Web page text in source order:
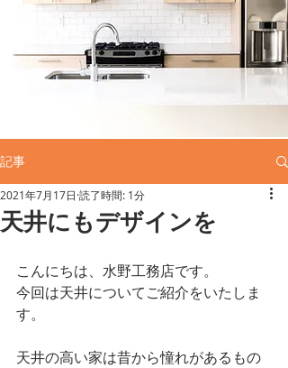
記事
天井にもデザインを
2021年7月17日 読了時間: 1分
こんにちは、水野工務店です。
今回は天井についてご紹介をいたしま
す。
天井の高い家は昔から憧れがあるもの